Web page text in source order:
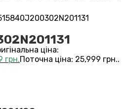
ціна:
грн.Поточна ціна: 25,999 грн..